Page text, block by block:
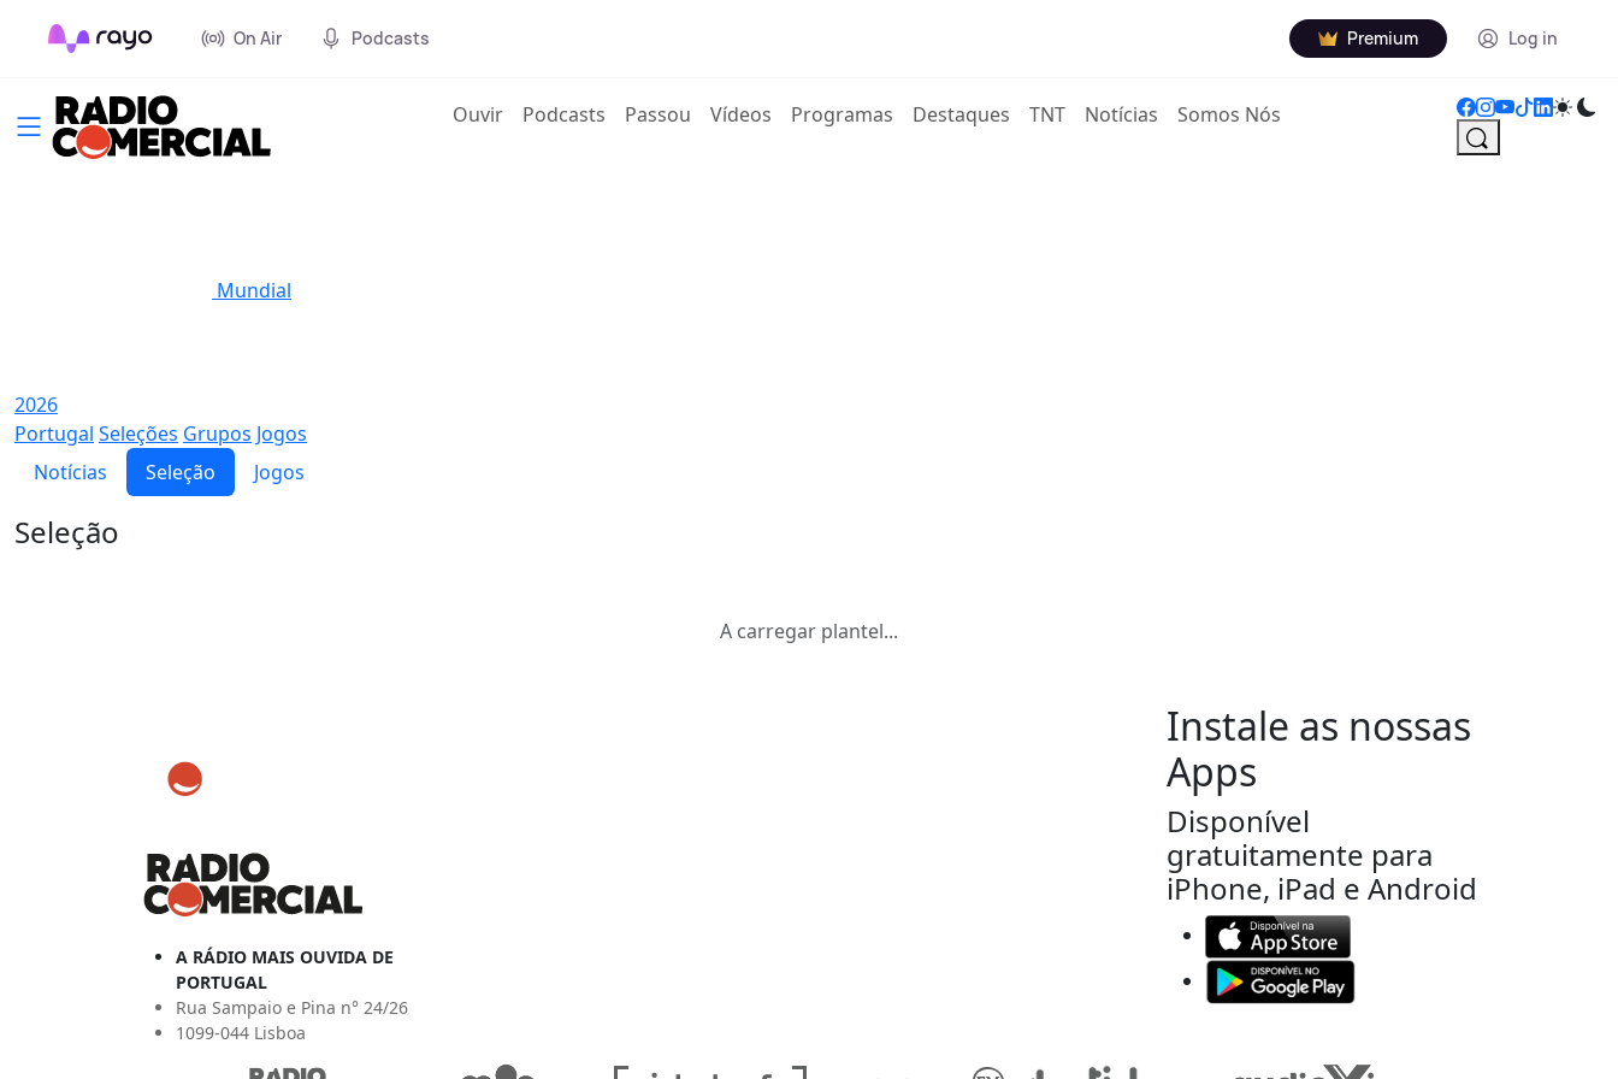
On Air Podcasts Premium Log in
Ouvir(current)
Podcasts Passou Vídeos Programas Destaques TNT Notícias Somos Nós
Mundial
2026
Portugal Seleções Grupos Jogos
Notícias
Seleção Jogos
Seleção
A carregar plantel...
A RÁDIO MAIS OUVIDA DE
PORTUGAL
Rua Sampaio e Pina n° 24/26
1099-044 Lisboa
Instale as nossas
Apps
Disponível
gratuitamente para
iPhone, iPad e Android